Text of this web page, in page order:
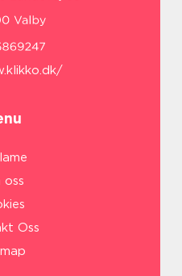
oss
Oss